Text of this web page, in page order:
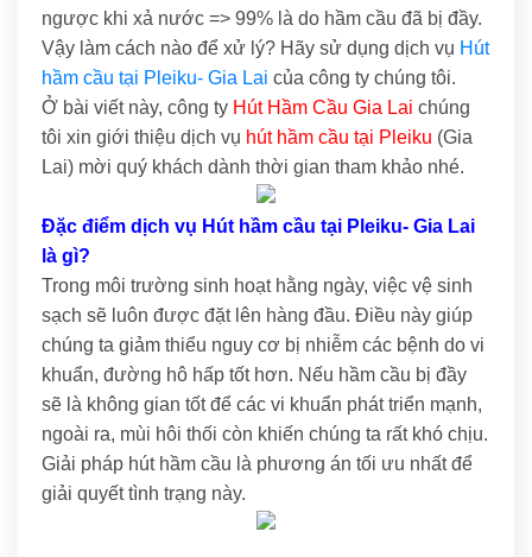
ngược khi xả nước => 99% là do hầm cầu đã bị đầy.
Vậy làm cách nào để xử lý? Hãy sử dụng dịch vụ Hút
hầm cầu tại Pleiku- Gia Lai của công ty chúng tôi.
Ở bài viết này, công ty Hút Hầm Cầu Gia Lai chúng
tôi xin giới thiệu dịch vụ hút hầm cầu tại Pleiku (Gia
Lai) mời quý khách dành thời gian tham khảo nhé.
Đặc điểm dịch vụ Hút hầm cầu tại Pleiku- Gia Lai
là gì?
Trong môi trường sinh hoạt hằng ngày, việc vệ sinh
sạch sẽ luôn được đặt lên hàng đầu. Điều này giúp
chúng ta giảm thiểu nguy cơ bị nhiễm các bệnh do vi
khuẩn, đường hô hấp tốt hơn. Nếu hầm cầu bị đầy
sẽ là không gian tốt để các vi khuẩn phát triển mạnh,
ngoài ra, mùi hôi thối còn khiến chúng ta rất khó chịu.
Giải pháp hút hầm cầu là phương án tối ưu nhất để
giải quyết tình trạng này.